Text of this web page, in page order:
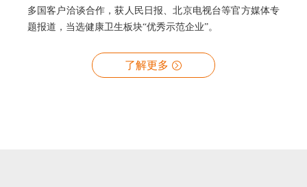
多国客户洽谈合作，获人民日报、北京电视台等官方媒体专
题报道，当选健康卫生板块“优秀示范企业”。
了解更多